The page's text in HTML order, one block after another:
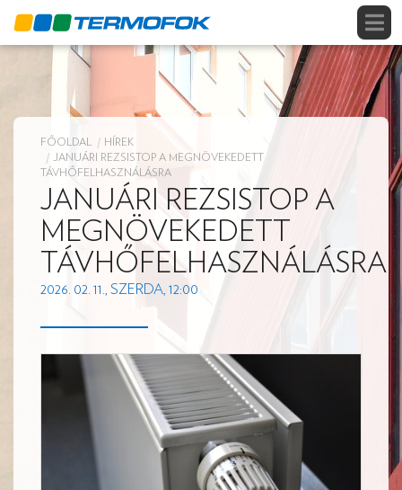
FŐOLDAL
HÍREK
JANUÁRI REZSISTOP A MEGNÖVEKEDETT
TÁVHŐFELHASZNÁLÁSRA
JANUÁRI REZSISTOP A
MEGNÖVEKEDETT
TÁVHŐFELHASZNÁLÁSRA
2026. 02. 11., SZERDA, 12:00